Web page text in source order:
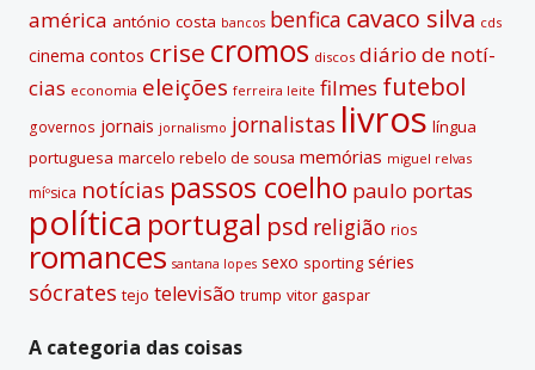
américa antónio costa bancos benfica cavaco silva cds
cinema contos crise cromos discos diário de notí­
cias economia eleições ferreira leite filmes futebol
governos jornais jornalismo jornalistas livros lí­ngua
portuguesa marcelo rebelo de sousa memórias miguel relvas
míºsica notí­cias passos coelho paulo portas
polí­tica portugal psd religião rios
romances santana lopes sexo sporting séries
sócrates tejo televisão trump vitor gaspar
A categoria das coisas